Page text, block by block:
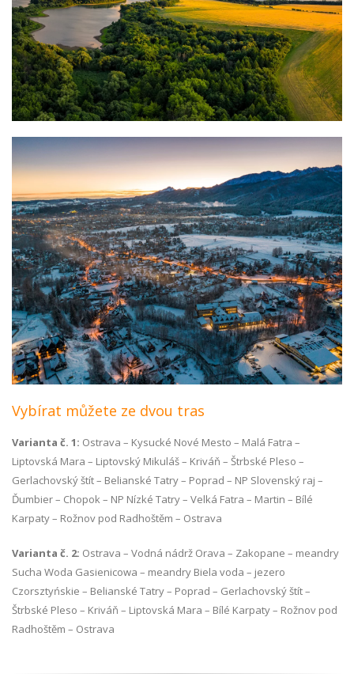
Vybírat můžete ze dvou tras
Varianta č. 1: Ostrava – Kysucké Nové Mesto – Malá Fatra –
Liptovská Mara – Liptovský Mikuláš – Kriváň – Štrbské Pleso –
Gerlachovský štít – Belianské Tatry – Poprad – NP Slovenský raj –
Ďumbier – Chopok – NP Nízké Tatry – Velká Fatra – Martin – Bílé
Karpaty – Rožnov pod Radhoštěm – Ostrava
Varianta č. 2: Ostrava – Vodná nádrž Orava – Zakopane – meandry
Sucha Woda Gasienicowa – meandry Biela voda – jezero
Czorsztyńskie – Belianské Tatry – Poprad – Gerlachovský štít –
Štrbské Pleso – Kriváň – Liptovská Mara – Bílé Karpaty – Rožnov pod
Radhoštěm – Ostrava